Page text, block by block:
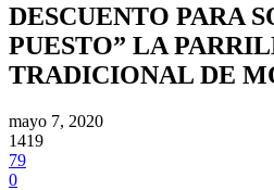
DESCUENTO PARA
PUESTO” LA
TRADICIONAL DE
mayo 7, 2020
1419
79
0